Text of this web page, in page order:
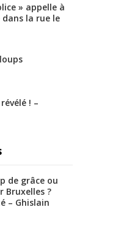
» appelle à
dans la rue le
! –
de grâce ou
Bruxelles ?
– Ghislain